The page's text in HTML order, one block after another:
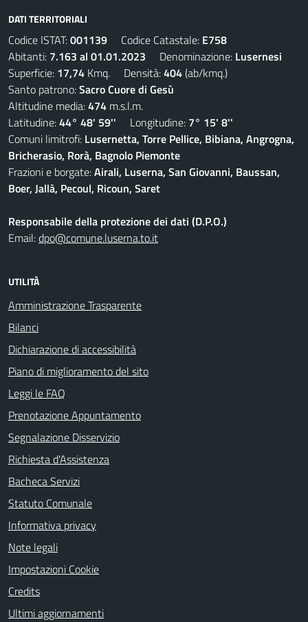
DATI TERRITORIALI
Codice ISTAT:001139 Codice Catastale: E758
Abitanti: 7.163 al 01.01.2023 Denominazione: Lusernesi
Superficie: 17,74 Kmq. Densità:404(ab/kmq.)
Santo patrono:Sacro Cuore di Gesù
Altitudine media:474 m.s.l.m.
Latitudine:44° 48' 59'' Longitudine: 7° 15' 8''
Comuni limitrofi: Lusernetta, Torre Pellice, Bibiana, Angrogna,
Bricherasio, Rorà, Bagnolo Piemonte
Frazioni e borgate:Airali, Luserna, San Giovanni, Baussan,
Boer, Jallà, Pecoul, Ricoun, Saret
Responsabile della protezione dei dati (D.P.O.)
Email:dpo@comune.luserna.to.it
UTILITÀ
Amministrazione Trasparente
Bilanci
Dichiarazione di accessibilità
Piano di miglioramento del sito
Leggi le FAQ
Prenotazione Appuntamento
Segnalazione Disservizio
Richiesta d'Assistenza
Bacheca Servizi
Statuto Comunale
Informativa privacy
Note legali
Impostazioni Cookie
Credits
Ultimi aggiornamenti